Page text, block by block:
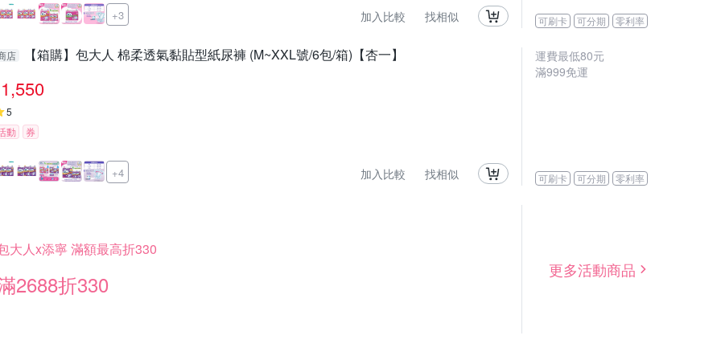
+3 加入比較 找相似 可刷卡 可分期 零利率
店 【箱購】包大人 棉柔透氣黏貼型紙尿褲 (M~XXL號/6包/箱)【杏一】
1,550
5
動
券
+4 加入比較 找相似
運費最低80元
滿999免運
可刷卡 可分期 零利率
大人x添寧 滿額最高折330
2688折330
更多活動商品